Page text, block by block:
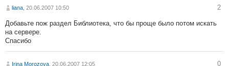
liana , 20.06.2007 10:50 2
Добавьте пож раздел Библиотека, что бы проще было потом искать
на сервере.
Спасибо
Irina Morozova , 20.06.2007 12:05 0